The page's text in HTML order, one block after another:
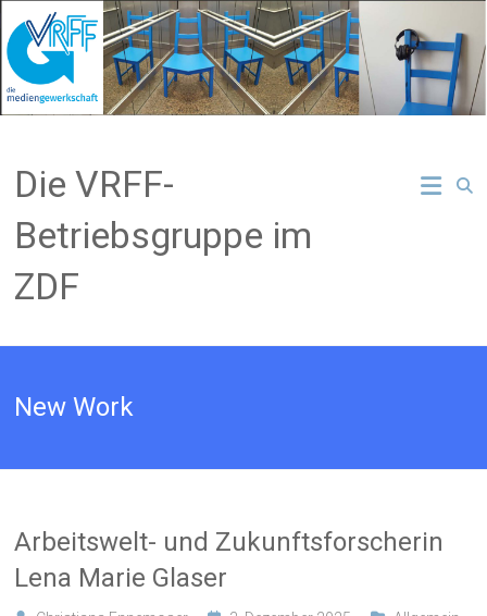
Inhalt
springen
Die VRFF-
Betriebsgruppe im
ZDF
New Work
Arbeitswelt- und Zukunftsforscherin
Lena Marie Glaser